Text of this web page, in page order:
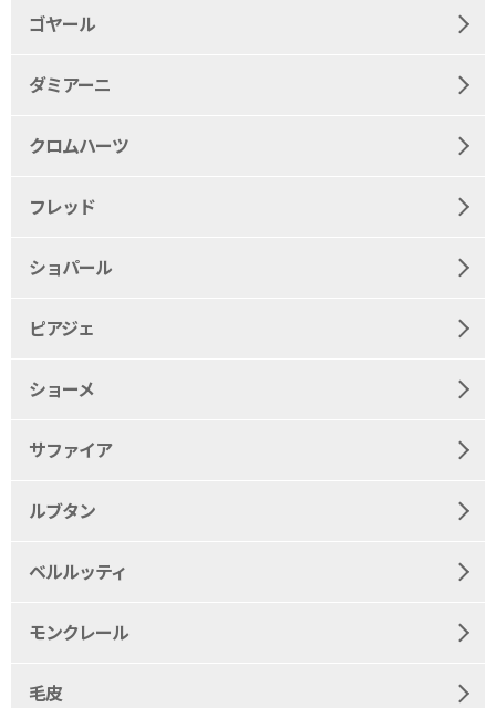
ゴヤール
ダミアーニ
クロムハーツ
フレッド
ショパール
ピアジェ
ショーメ
サファイア
ルブタン
ベルルッティ
モンクレール
毛皮